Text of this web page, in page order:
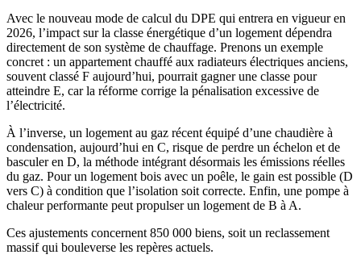
Avec le nouveau mode de calcul du DPE qui entrera en vigueur en
2026, l’impact sur la classe énergétique d’un logement dépendra
directement de son système de chauffage. Prenons un exemple
concret : un appartement chauffé aux radiateurs électriques anciens,
souvent classé F aujourd’hui, pourrait gagner une classe pour
atteindre E, car la réforme corrige la pénalisation excessive de
l’électricité.
À l’inverse, un logement au gaz récent équipé d’une chaudière à
condensation, aujourd’hui en C, risque de perdre un échelon et de
basculer en D, la méthode intégrant désormais les émissions réelles
du gaz. Pour un logement bois avec un poêle, le gain est possible (D
vers C) à condition que l’isolation soit correcte. Enfin, une pompe à
chaleur performante peut propulser un logement de B à A.
Ces ajustements concernent 850 000 biens, soit un reclassement
massif qui bouleverse les repères actuels.